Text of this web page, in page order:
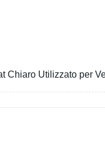
Chiaro Utilizzato per